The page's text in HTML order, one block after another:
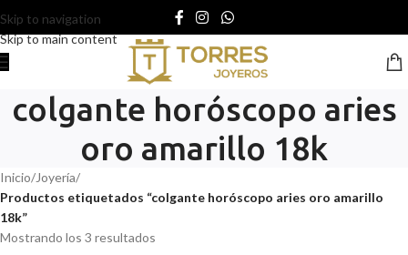
Skip to navigation
Skip to main content
colgante horóscopo aries
oro amarillo 18k
Inicio/Joyería/
Productos etiquetados “colgante horóscopo aries oro amarillo
18k”
Mostrando los 3 resultados